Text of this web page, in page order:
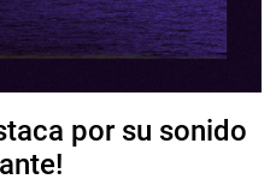
por su sonido